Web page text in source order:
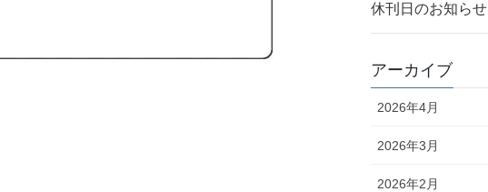
休刊日のお知らせ
アーカイブ
2026年4月
2026年3月
2026年2月